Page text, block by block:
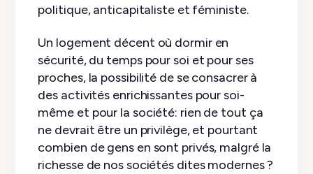
politique, anticapitaliste et féministe.
Un logement décent où dormir en
sécurité, du temps pour soi et pour ses
proches, la possibilité de se consacrer à
des activités enrichissantes pour soi-
même et pour la société: rien de tout ça
ne devrait être un privilège, et pourtant
combien de gens en sont privés, malgré la
richesse de nos sociétés dites modernes ?